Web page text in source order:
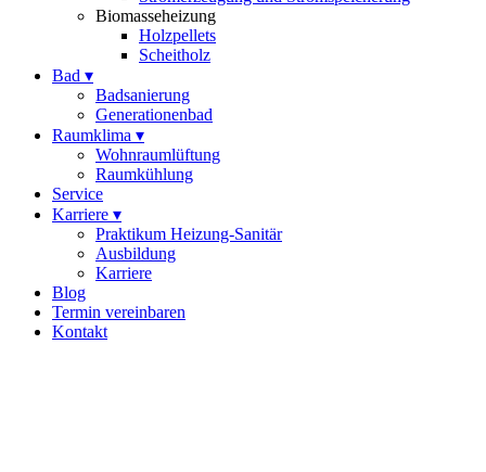
Biomasseheizung
Holzpellets
Scheitholz
Bad ▾
Badsanierung
Generationenbad
Raumklima ▾
Wohnraumlüftung
Raumkühlung
Service
Karriere ▾
Praktikum Heizung-Sanitär
Ausbildung
Karriere
Blog
Termin vereinbaren
Kontakt